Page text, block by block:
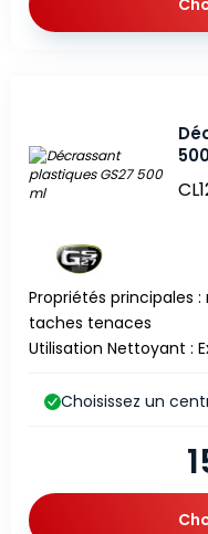
Propriétés principales
taches tenaces
Utilisation Nettoyant :
Choisissez un